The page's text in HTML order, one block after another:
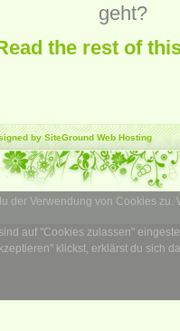
geht?
the rest of
by SiteGroundWeb Hosting
der Verwendung von Cookies zu.
auf "Cookies zulassen"
klickst, erklärst du sich